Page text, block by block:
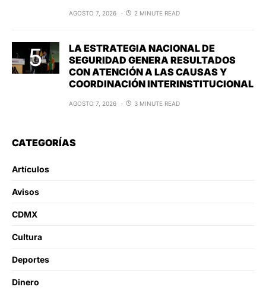
AGOSTO 7, 2026 2 MINUTE READ
LA ESTRATEGIA NACIONAL DE
SEGURIDAD GENERA RESULTADOS
CON ATENCIÓN A LAS CAUSAS Y
COORDINACIÓN INTERINSTITUCIONAL
AGOSTO 7, 2026 3 MINUTE READ
CATEGORÍAS
Artículos
Avisos
CDMX
Cultura
Deportes
Dinero